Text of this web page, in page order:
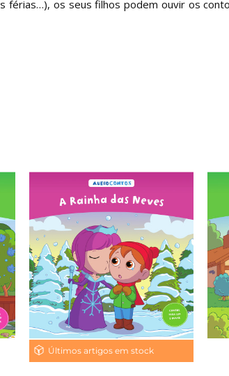
férias…), os seus filhos podem ouvir os
Últimos artigos em stock